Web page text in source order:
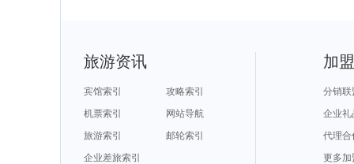
旅游资讯
宾馆索引
攻略索引
机票索引
网站导航
旅游索引
邮轮索引
企业差旅索引
加
分销联
企业礼
代理合
更多加